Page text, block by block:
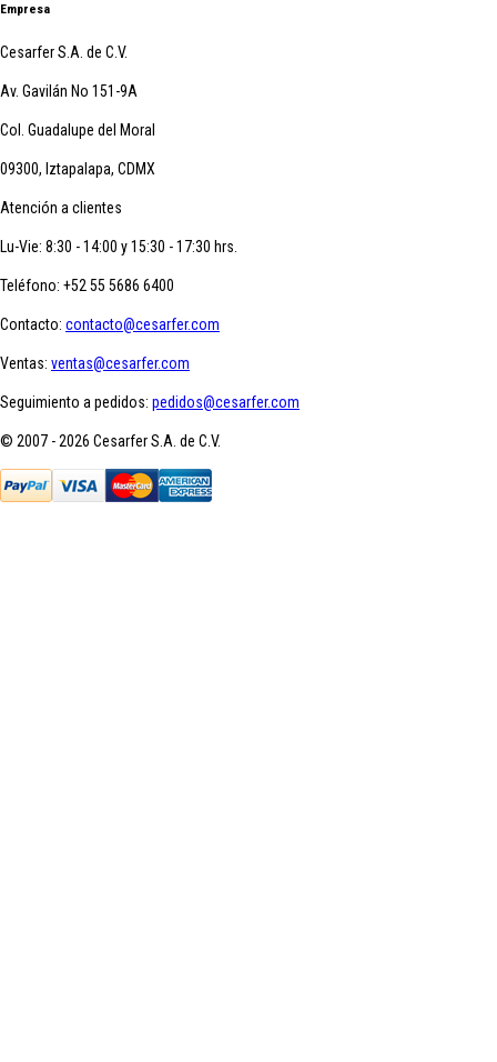
Empresa
Cesarfer S.A. de C.V.
Av. Gavilán No 151-9A
Col. Guadalupe del Moral
09300, Iztapalapa, CDMX
Atención a clientes
Lu-Vie: 8:30 - 14:00 y 15:30 - 17:30 hrs.
Teléfono: +52 55 5686 6400
Contacto: contacto@cesarfer.com
Ventas: ventas@cesarfer.com
Seguimiento a pedidos: pedidos@cesarfer.com
© 2007 - 2026 Cesarfer S.A. de C.V.